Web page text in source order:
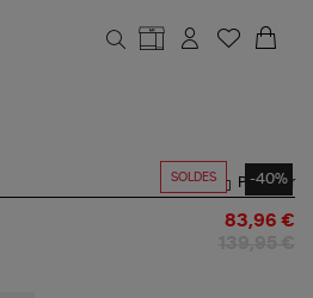
SOLDES -40%
Partager
83,96 €